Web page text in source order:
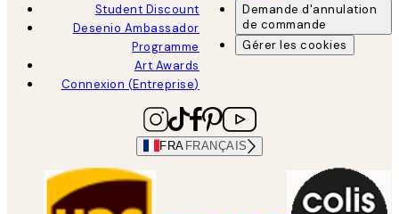
Student Discount
Desenio Ambassador
Programme
Art Awards
Connexion (Entreprise)
Demande d'annulation
de commande
Gérer les cookies
FRA FRANÇAIS